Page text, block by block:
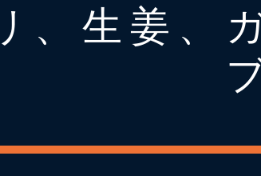
、生姜、